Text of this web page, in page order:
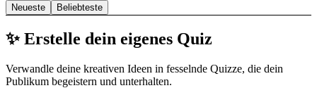
Neueste Beliebteste
✨ Erstelle dein eigenes Quiz
Verwandle deine kreativen Ideen in fesselnde Quizze, die dein
Publikum begeistern und unterhalten.